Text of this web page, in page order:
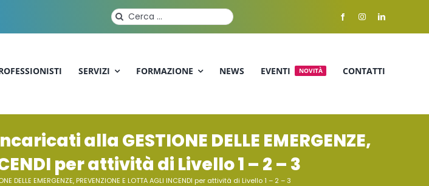
Cerca
per:
SERVIZI FORMAZIONE NEWS EVENTI NOVITÀ CONTATTI
alla GESTIONE DELLE EMERGENZE,
per attività di Livello 1 – 2 – 3
EMERGENZE, PREVENZIONE E LOTTA AGLI INCENDI per attività di Livello 1 – 2 – 3